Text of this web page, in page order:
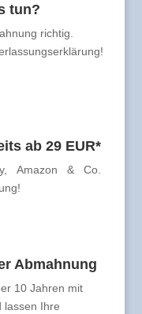
tun?
richtig.
ab 29 EUR*
Amazon & Co.
Abmahnung
10 Jahren mit
lassen Ihre